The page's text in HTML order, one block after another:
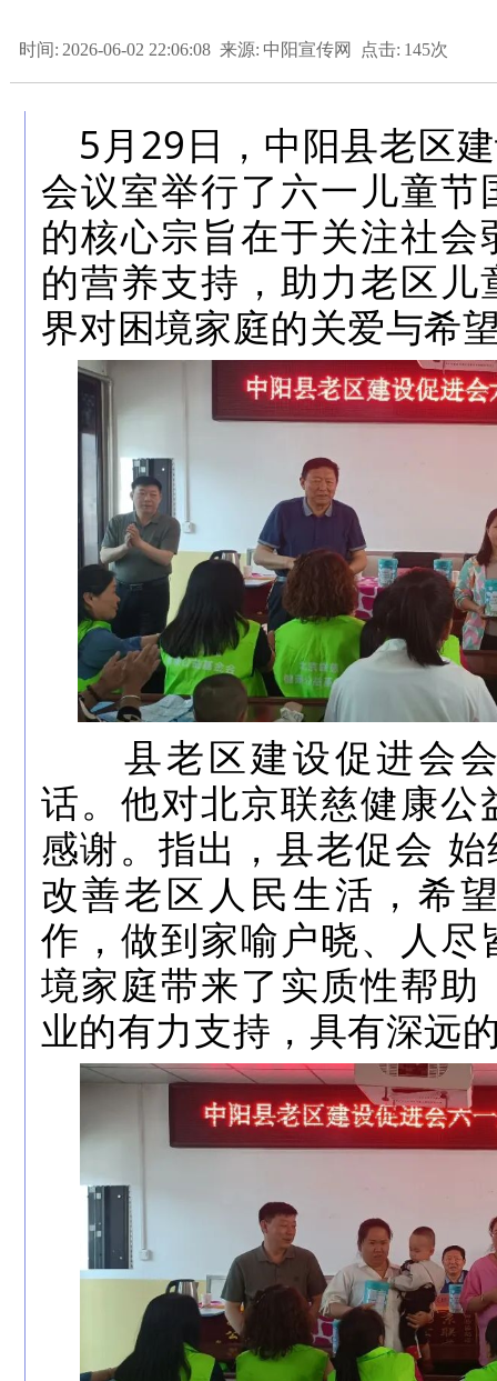
时间: 2026-06-02 22:06:08 来源: 中阳宣传网 点击: 145次
5月29日，中阳县老区
会议室举行了六一儿童
的核心宗旨在于关注社
的营养支持，助力老区
界对困境家庭的关爱与希
县老区建设促进会会
话。他对北京联慈健康
感谢。指出，县老促会
改善老区人民生活，希
作，做到家喻户晓、人
境家庭带来了实质性帮
业的有力支持，具有深远